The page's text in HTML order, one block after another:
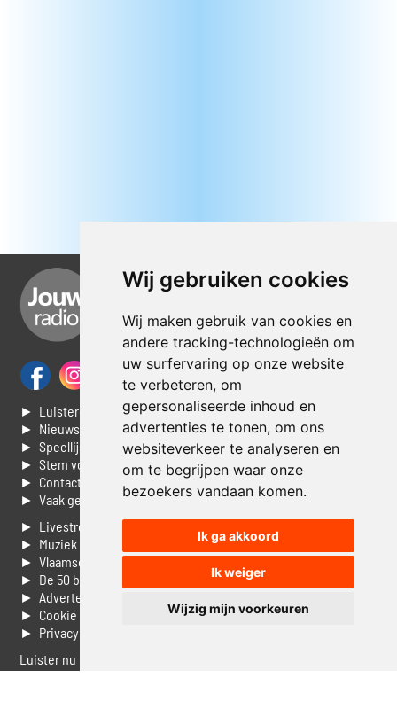
Wij gebruiken cookies
Wij maken gebruik van cookies en
andere tracking-technologieën om
uw surfervaring op onze website
te verbeteren, om
gepersonaliseerde inhoud en
advertenties te tonen, om ons
websiteverkeer te analyseren en
om te begrijpen waar onze
bezoekers vandaan komen.
Ik ga akkoord
Ik weiger
Wijzig mijn voorkeuren
► Luisteren naar Jouwradio
► Nieuws
► Speellijst
► Stem voor de Dag top 3
► Contacteer ons
► Vaak gestelde vragen
► Livestream informatie
► Muziek opzoeken
► Vlaamse 100 Aller tijden
► De 50 beste van...
► Adverteren op Jouwradio
► Cookie voorkeuren wijzigen
► Privacyinformatie
Luister nu naar Jouwradio! De beste Nederlandstalige muziek
uit de lage landen hoor je hier al 20 jaar. In digitale kwaliteit op je